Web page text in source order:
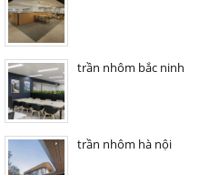
trần nhôm bắc ninh
trần nhôm hà nội